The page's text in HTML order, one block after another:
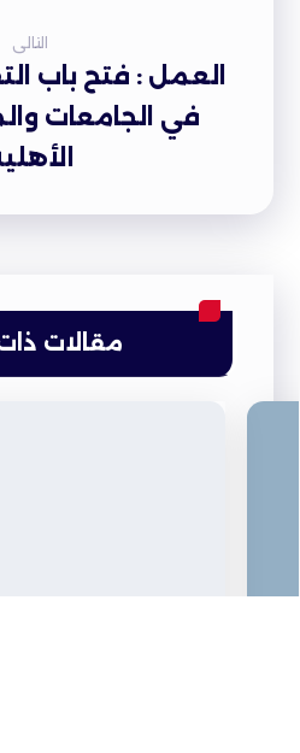
التالى
العمل : فتح باب
في الجامعات
مقالات